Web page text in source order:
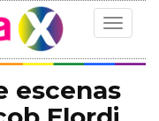
Toggle
escenas